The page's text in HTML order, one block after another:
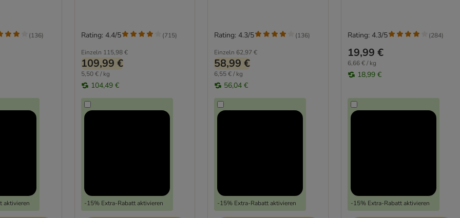
aktivieren
(136)
Einzeln 115,98 €
109,99 €
5,50 € / kg
104,49 €
-15% Extra-Rabatt aktivieren
Rating: 4.4/5 (715)
Einzeln 62,97 €
58,99 €
6,55 € / kg
56,04 €
-15% Extra-Rabatt aktivieren
Rating: 4.3/5 (136)
19,99 €
6,66 € / kg
18,99 €
-15% Extra-Rabatt aktivieren
Rating: 4.3/5 (284)